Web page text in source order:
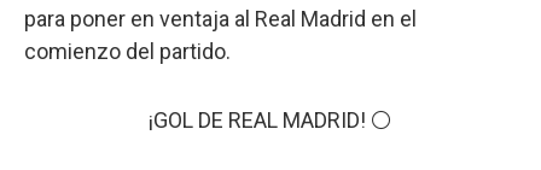
para poner en ventaja al Real Madrid en el
comienzo del partido.
¡GOL DE REAL MADRID! ⚪